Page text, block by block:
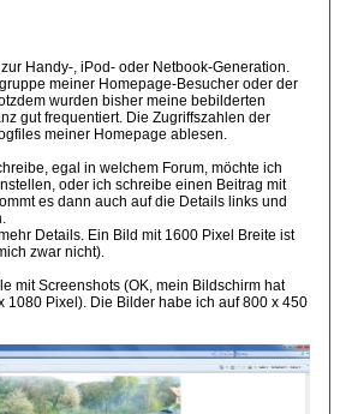
Handy-, iPod- oder Netbook-Generation.
meiner Homepage-Besucher oder der
wurden bisher meine bebilderten
gut frequentiert. Die Zugriffszahlen der
meiner Homepage ablesen.
egal in welchem Forum, möchte ich
oder ich schreibe einen Beitrag mit
es dann auch auf die Details links und
Details. Ein Bild mit 1600 Pixel Breite ist
zwar nicht).
mit Screenshots (OK, mein Bildschirm hat
1080 Pixel). Die Bilder habe ich auf 800 x 450